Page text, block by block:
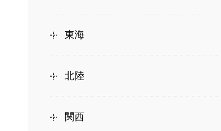
東海
北陸
関西